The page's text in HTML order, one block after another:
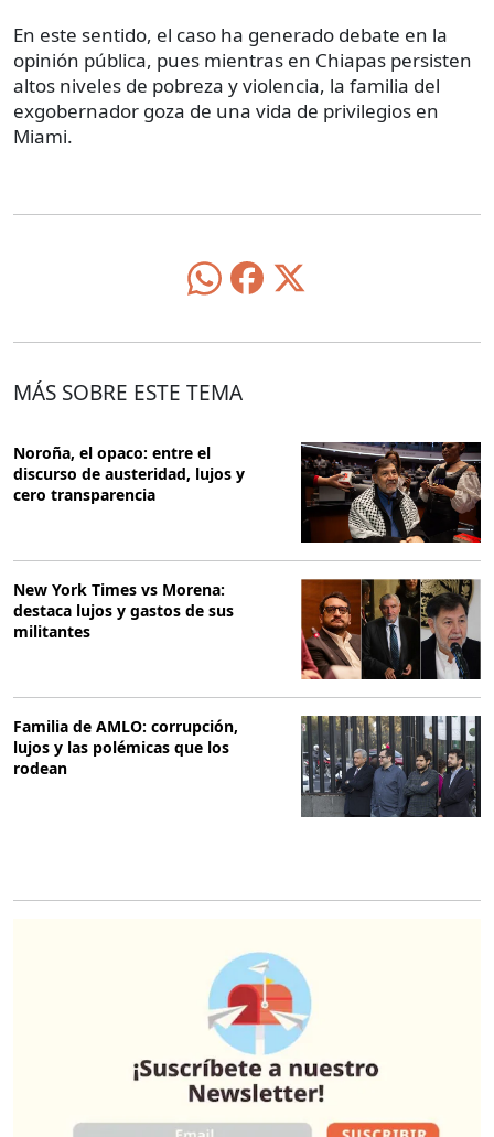
En este sentido, el caso ha generado debate en la
opinión pública, pues mientras en Chiapas persisten
altos niveles de pobreza y violencia, la familia del
exgobernador goza de una vida de privilegios en
Miami.
MÁS SOBRE ESTE TEMA
Noroña, el opaco: entre el
discurso de austeridad, lujos y
cero transparencia
New York Times vs Morena:
destaca lujos y gastos de sus
militantes
Familia de AMLO: corrupción,
lujos y las polémicas que los
rodean